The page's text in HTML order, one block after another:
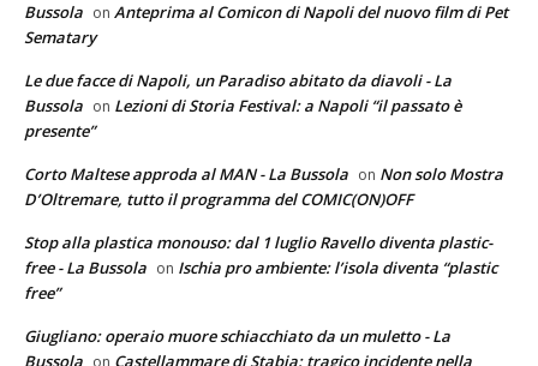
Bussola on Anteprima al Comicon di Napoli del nuovo film di Pet
Sematary
Le due facce di Napoli, un Paradiso abitato da diavoli - La
Bussola on Lezioni di Storia Festival: a Napoli “il passato è
presente”
Corto Maltese approda al MAN - La Bussola on Non solo Mostra
D’Oltremare, tutto il programma del COMIC(ON)OFF
Stop alla plastica monouso: dal 1 luglio Ravello diventa plastic-
free - La Bussola on Ischia pro ambiente: l’isola diventa “plastic
free”
Giugliano: operaio muore schiacchiato da un muletto - La
Bussola on Castellammare di Stabia: tragico incidente nella